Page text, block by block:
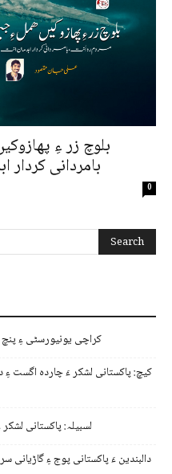
بلوچ زر ءِ
بامردانی
0
کراچی یونیورسٹی ءِ پنچ
کیچ: پاکستانی لشکر ءَ چاردہ اگست
لسبیلہ: پاکستانی
دالبندین ءَ پاکستانی پوج ءِ